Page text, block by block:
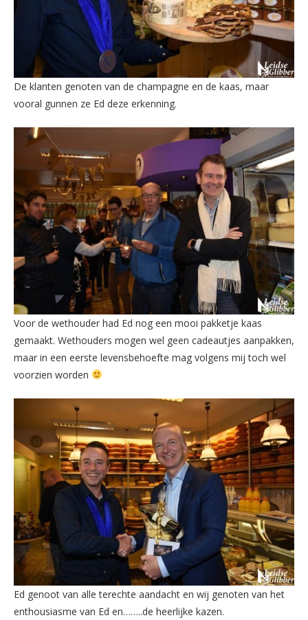
De klanten genoten van de champagne en de kaas, maar
vooral gunnen ze Ed deze erkenning.
Voor de wethouder had Ed nog een mooi pakketje kaas
gemaakt. Wethouders mogen wel geen cadeautjes aanpakken,
maar in een eerste levensbehoefte mag volgens mij toch wel
voorzien worden
Ed genoot van alle terechte aandacht en wij genoten van het
enthousiasme van Ed en……..de heerlijke kazen.